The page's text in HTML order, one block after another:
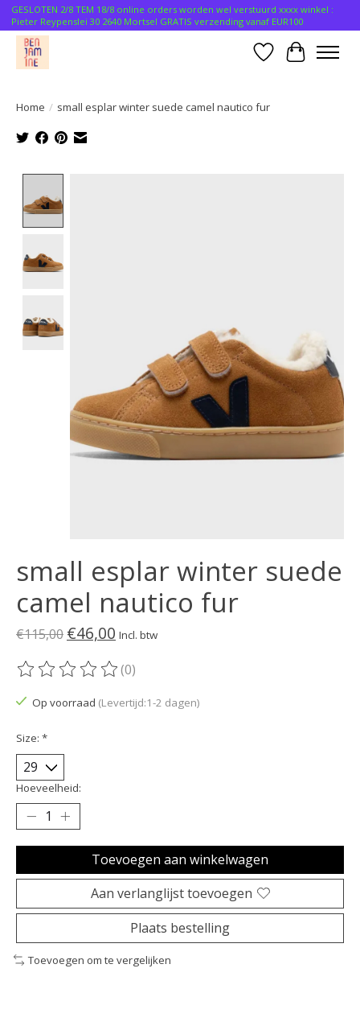
GESLOTEN 2/8 TEM 18/8 online orders worden wel verstuurd xxxx winkel :
Pieter Reypenslei 30 2640 Mortsel GRATIS verzending vanaf EUR100
Verlanglijst
Home / small esplar winter suede camel nautico fur
small esplar winter suede
camel nautico fur
€115,00 €46,00 Incl. btw
De beoordeling van dit product is
(0)
Op voorraad (Levertijd:1-2 dagen)
Size: *
Hoeveelheid:
Toevoegen aan winkelwagen
Aan verlanglijst toevoegen
Plaats bestelling
Toevoegen om te vergelijken